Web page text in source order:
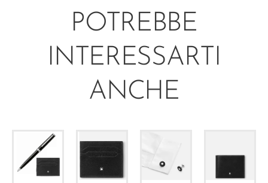
POTREBBE
INTERESSARTI
ANCHE